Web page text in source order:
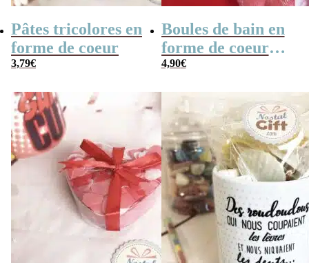
Pâtes tricolores en
forme de coeur
3,79€
Boules de bain en
forme de coeur
x10
4,90€